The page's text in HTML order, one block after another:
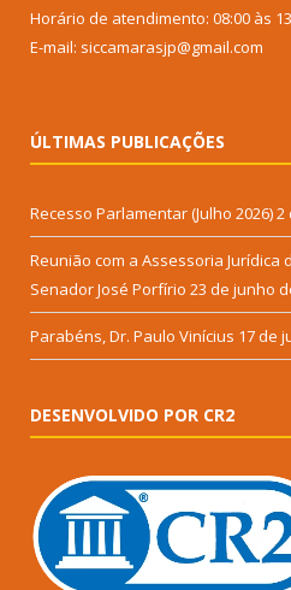
Horário de atendimento: 08:00 às
E-mail: siccamarasjp@gmail.com
ÚLTIMAS PUBLICAÇÕES
Recesso Parlamentar (Julho 2026)2
Reunião com a Assessoria Jurídica
Senador José Porfírio 23 de junho
Parabéns, Dr. Paulo Vinícius 17 de
DESENVOLVIDO POR CR2